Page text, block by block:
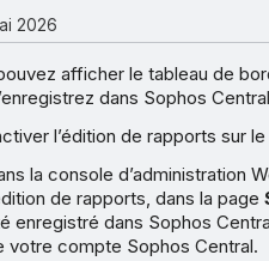
2026
afficher le tableau de
dans Sophos
l’édition de rapports sur
la console d’administration
de rapports, dans la page
enregistré dans Sophos
votre compte Sophos Central.